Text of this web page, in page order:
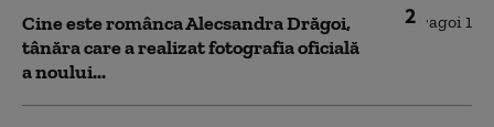
2
Cine este românca Alecsandra Drăgoi,
tânăra care a realizat fotografia oficială
a noului...